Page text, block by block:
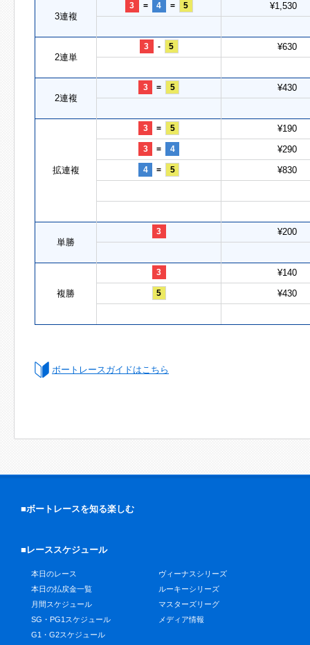
3連複
3 = 4 = 5 ¥1,530
2連単
3 - 5 ¥630
2連複
3 = 5 ¥430
拡連複
3 = 5 ¥190
3 = 4 ¥290
4 = 5 ¥830
単勝
3 ¥200
複勝
3 ¥140
5 ¥430
ボートレースガイドはこちら
■ボートレースを知る楽しむ
■レーススケジュール
本日のレース
本日の払戻金一覧
月間スケジュール
SG・PG1スケジュール
G1・G2スケジュール
ヴィーナスシリーズ
ルーキーシリーズ
マスターズリーグ
メディア情報